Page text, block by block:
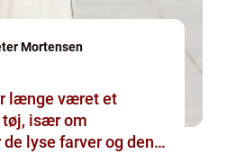
Mortensen
længe været et
især om
lyse farver og den